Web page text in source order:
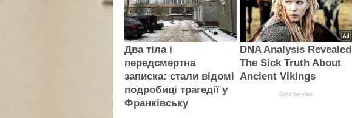
Два тіла і
передсмертна
записка: стали відомі
подробиці трагедії у
Франківську
DNA Analysis Revealed
The Sick Truth About
Ancient Vikings
Brainberries